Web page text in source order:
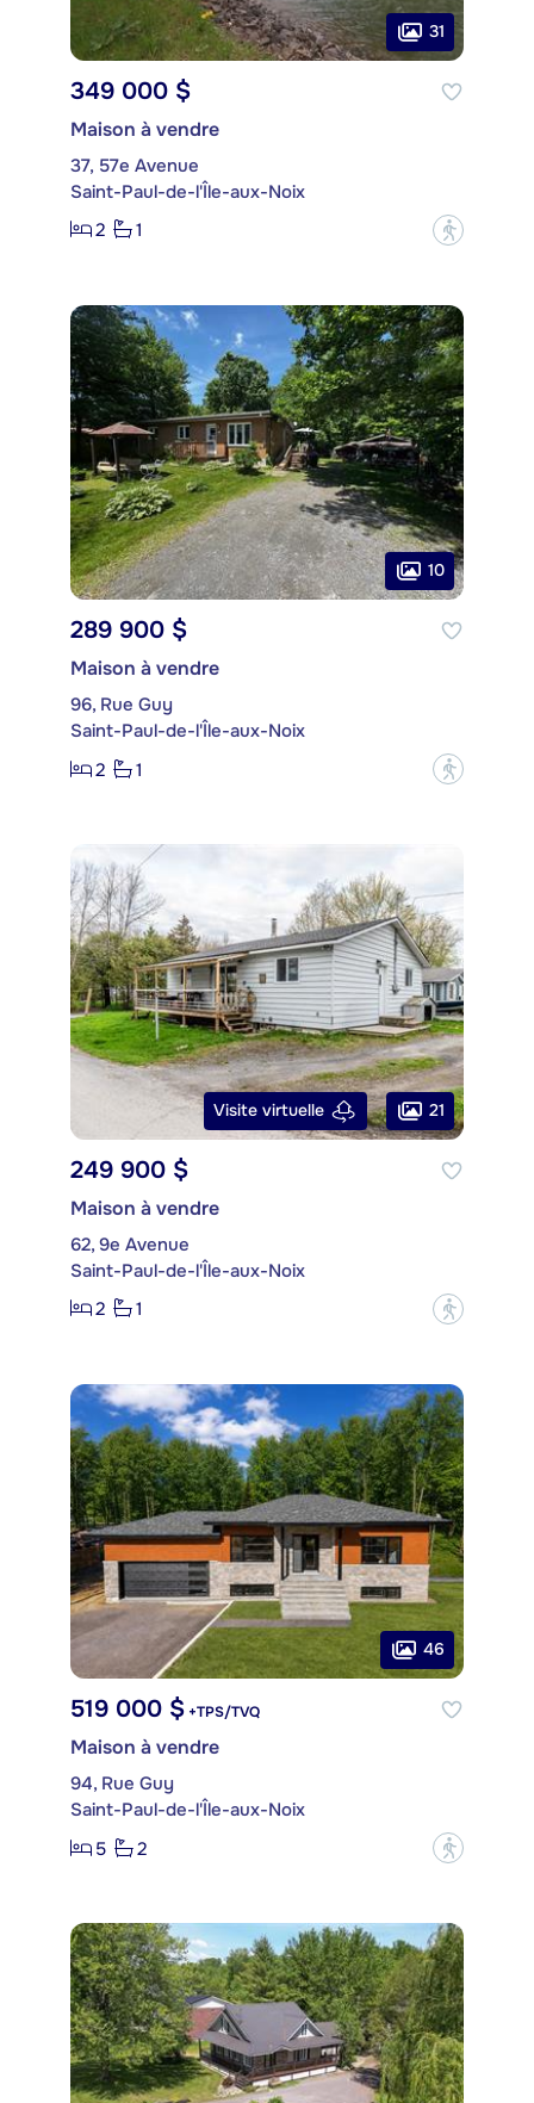
31
349 000 $
Maison à vendre
37, 57e Avenue
Saint-Paul-de-l'Île-aux-Noix
2
1 ?
10
289 900 $
Maison à vendre
96, Rue Guy
Saint-Paul-de-l'Île-aux-Noix
2
1 ?
Visite virtuelle 21
249 900 $
Maison à vendre
62, 9e Avenue
Saint-Paul-de-l'Île-aux-Noix
2
1 ?
46
519 000 $ +TPS/TVQ
Maison à vendre
94, Rue Guy
Saint-Paul-de-l'Île-aux-Noix
5
2 ?